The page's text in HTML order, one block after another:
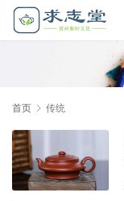
首页 传统